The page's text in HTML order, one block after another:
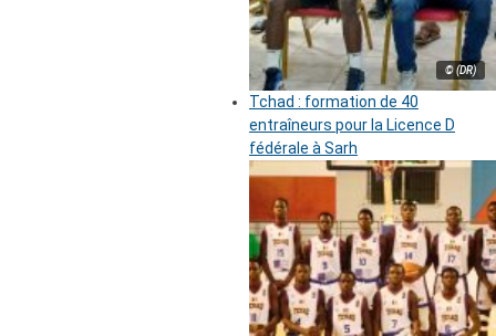
© (DR)
Tchad : formation de 40
entraîneurs pour la Licence D
fédérale à Sarh